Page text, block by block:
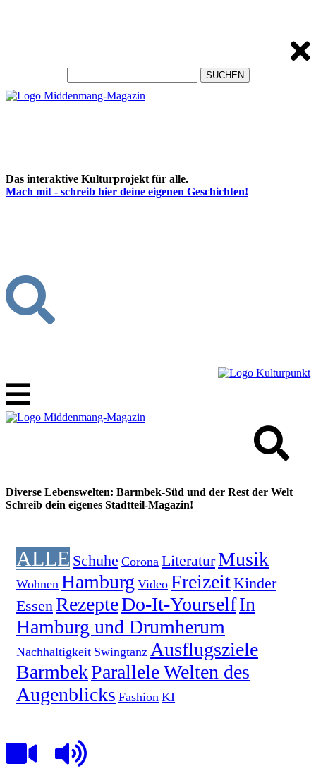
Das interaktive Kulturprojekt für alle.
Mach mit - schreib hier deine eigenen Geschichten!
Diverse Lebenswelten: Barmbek-Süd und der Rest der Welt
Schreib dein eigenes Stadtteil-Magazin!
ALLE Schuhe Corona LiteraturMusik
Wohnen Hamburg Video FreizeitKinder
EssenRezepteDo-It-YourselfIn
Hamburg und Drumherum
Nachhaltigkeit Swingtanz Ausflugsziele
BarmbekParallele Welten des
Augenblicks Fashion KI